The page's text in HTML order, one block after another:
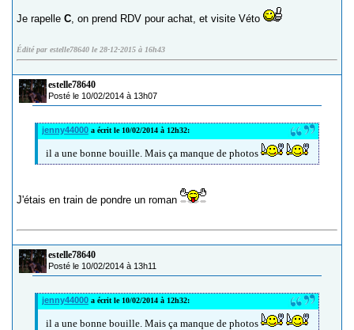
Je rapelle C , on prend RDV pour achat, et visite Véto
Édité par estelle78640 le 28-12-2015 à 16h43
estelle78640
Posté le 10/02/2014 à 13h07
jenny44000 a écrit le 10/02/2014 à 12h32:
il a une bonne bouille. Mais ça manque de photos
J'étais en train de pondre un roman
estelle78640
Posté le 10/02/2014 à 13h11
jenny44000 a écrit le 10/02/2014 à 12h32:
il a une bonne bouille. Mais ça manque de photos